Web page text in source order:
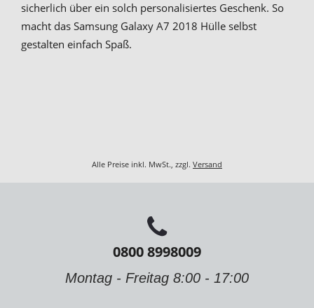
sicherlich über ein solch personalisiertes Geschenk. So
macht das Samsung Galaxy A7 2018 Hülle selbst
gestalten einfach Spaß.
Alle Preise inkl. MwSt., zzgl. Versand
0800 8998009
Montag - Freitag 8:00 - 17:00